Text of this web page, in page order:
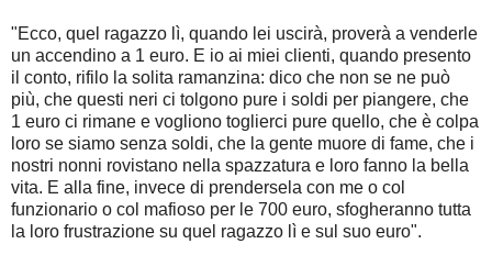
"Ecco, quel ragazzo lì, quando lei uscirà, proverà a venderle
un accendino a 1 euro. E io ai miei clienti, quando presento
il conto, rifilo la solita ramanzina: dico che non se ne può
più, che questi neri ci tolgono pure i soldi per piangere, che
1 euro ci rimane e vogliono toglierci pure quello, che è colpa
loro se siamo senza soldi, che la gente muore di fame, che i
nostri nonni rovistano nella spazzatura e loro fanno la bella
vita. E alla fine, invece di prendersela con me o col
funzionario o col mafioso per le 700 euro, sfogheranno tutta
la loro frustrazione su quel ragazzo lì e sul suo euro".